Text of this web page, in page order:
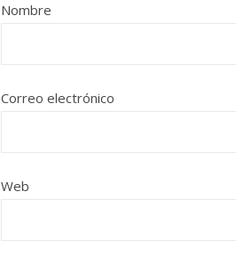
Nombre
Correo electrónico
Web